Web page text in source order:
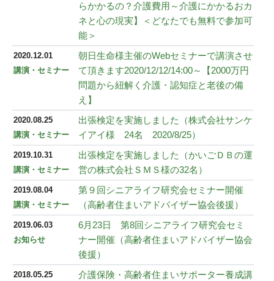
らかかるの？介護費用～介護にかかるおカ
ネと心の現実】＜どなたでも無料で参加可
能＞
2020.12.01
講演・セミナー
朝日生命様主催のWebセミナーで講演させ
て頂きます2020/12/12/14:00～【2000万円
問題から紐解く介護・認知症と老後の備
え】
2020.08.25
講演・セミナー
出張検定を実施しました（株式会社サンケ
イアイ様 24名 2020/8/25）
2019.10.31
講演・セミナー
出張検定を実施しました（かいごＤＢの運
営の株式会社ＳＭＳ様の32名）
2019.08.04
講演・セミナー
第９回シニアライフ研究会セミナー開催
（高齢者住まいアドバイザー協会後援）
2019.06.03
お知らせ
6月23日 第8回シニアライフ研究会セミ
ナー開催（高齢者住まいアドバイザー協会
後援）
2018.05.25
介護保険・高齢者住まいサポーター養成講